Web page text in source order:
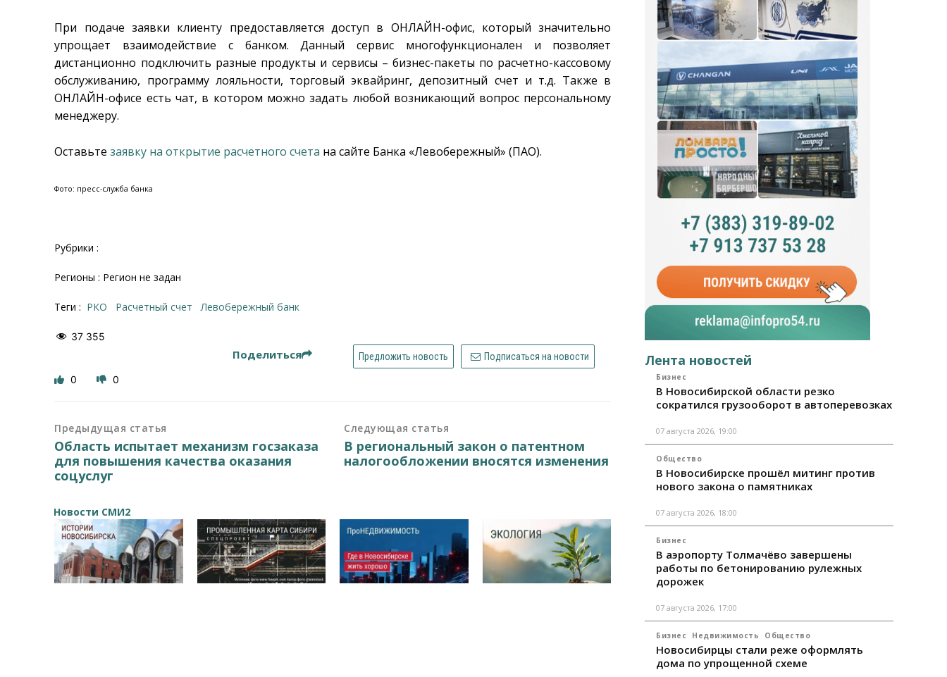
При подаче заявки клиенту предоставляется доступ в ОНЛАЙН-офис, который значительно
упрощает взаимодействие с банком. Данный сервис многофункционален и позволяет
дистанционно подключить разные продукты и сервисы – бизнес-пакеты по расчетно-кассовому
обслуживанию, программу лояльности, торговый эквайринг, депозитный счет и т.д. Также в
ОНЛАЙН-офисе есть чат, в котором можно задать любой возникающий вопрос персональному
менеджеру.
Оставьтезаявку на открытие расчетного счета на сайте Банка «Левобережный» (ПАО).
Фото: пресс-служба банка
Рубрики :
Регионы : Регион не задан
Теги : РКО расчетный счет Левобережный банк
37 355
Поделиться Предложить новость Подписаться на новости
0 0
Предыдущая статья
Область испытает механизм госзаказа
для повышения качества оказания
соцуслуг
Следующая статья
В региональный закон о патентном
налогообложении вносятся изменения
Новости СМИ2
Лента новостей
Бизнес
В Новосибирской области резко
сократился грузооборот в автоперевозках
07 августа 2026, 19:00
Общество
В Новосибирске прошёл митинг против
нового закона о памятниках
07 августа 2026, 18:00
Бизнес
В аэропорту Толмачёво завершены
работы по бетонированию рулежных
дорожек
07 августа 2026, 17:00
Бизнес Недвижимость Общество
Новосибирцы стали реже оформлять
дома по упрощенной схеме